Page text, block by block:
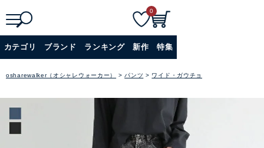
詳細検索
0
カテゴリ ブランド ランキング 新作 特集
osharewalker（オシャレウォーカー） パンツ ワイド・ガウチョ